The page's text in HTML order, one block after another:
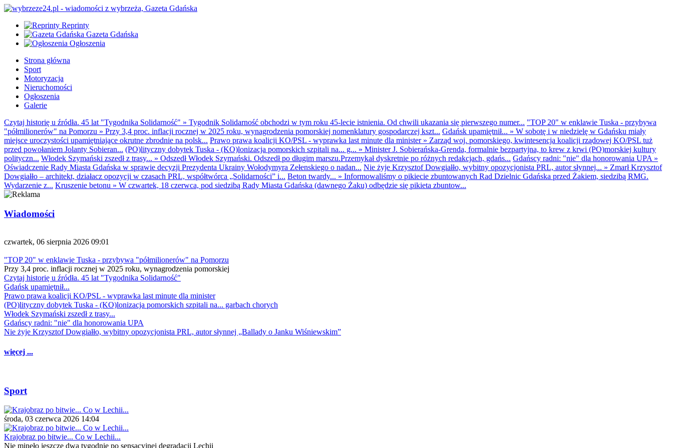
Reprinty
Gazeta Gdańska
Ogłoszenia
Strona główna
Sport
Motoryzacja
Nieruchomości
Ogłoszenia
Galerie
Czytaj historię u źródła. 45 lat "Tygodnika Solidarność" » Tygodnik Solidarność obchodzi w tym roku 45-lecie istnienia. Od chwili ukazania się pierwszego numer... "TOP 20" w enklawie Tuska - przybywa
"półmilionerów" na Pomorzu » Przy 3,4 proc. inflacji rocznej w 2025 roku, wynagrodzenia pomorskiej nomenklatury gospodarczej kszt... Gdańsk upamiętnił... » W sobotę i w niedzielę w Gdańsku miały
miejsce uroczystości upamiętniające okrutne zbrodnie na polsk... Prawo prawa koalicji KO/PSL - wyprawka last minute dla minister» Zarząd woj. pomorskiego, kwintesencja koalicji rządowej KO/PSL tuż
przed powołaniem Jolanty Sobieran... (PO)lityczny dobytek Tuska - (KO)lonizacja pomorskich szpitali na... g... » Minister J. Sobierańska-Grenda, formalnie bezpartyjna, to krew z krwi (PO)morskiej kultury
polityczn... Włodek Szymański zszedł z trasy... » Odszedł Włodek Szymański. Odszedł po długim marszu.Przemykał dyskretnie po różnych redakcjach, gdańs... Gdańscy radni: "nie" dla honorowania UPA »
Oświadczenie Rady Miasta Gdańska w sprawie decyzji Prezydenta Ukrainy Wołodymyra Zełenskiego o nadan... Nie żyje Krzysztof Dowgiałło, wybitny opozycjonista PRL, autor słynnej... » Zmarł Krzysztof
Dowgiałło – architekt, działacz opozycji w czasach PRL, współtwórca „Solidarności” i... Beton twardy... » Informowaliśmy o pikiecie zbuntowanych Rad Dzielnic Gdańska przed Żakiem, siedzibą RMG.
Wydarzenie z... Kruszenie betonu » W czwartek, 18 czerwca, pod siedzibą Rady Miasta Gdańska (dawnego Żaku) odbędzie się pikieta zbuntow...
Wiadomości
czwartek, 06 sierpnia 2026 09:01
"TOP 20" w enklawie Tuska - przybywa "półmilionerów" na Pomorzu
Przy 3,4 proc. inflacji rocznej w 2025 roku, wynagrodzenia pomorskiej
Czytaj historię u źródła. 45 lat "Tygodnika Solidarność"
Gdańsk upamiętnił...
Prawo prawa koalicji KO/PSL - wyprawka last minute dla minister
(PO)lityczny dobytek Tuska - (KO)lonizacja pomorskich szpitali na... garbach chorych
Włodek Szymański zszedł z trasy...
Gdańscy radni: "nie" dla honorowania UPA
Nie żyje Krzysztof Dowgiałło, wybitny opozycjonista PRL, autor słynnej „Ballady o Janku Wiśniewskim”
więcej ...
Sport
środa, 03 czerwca 2026 14:04
Krajobraz po bitwie... Co w Lechii...
Nie minęło jeszcze dwa tygodnie po sensacyjnej degradacji Lechii